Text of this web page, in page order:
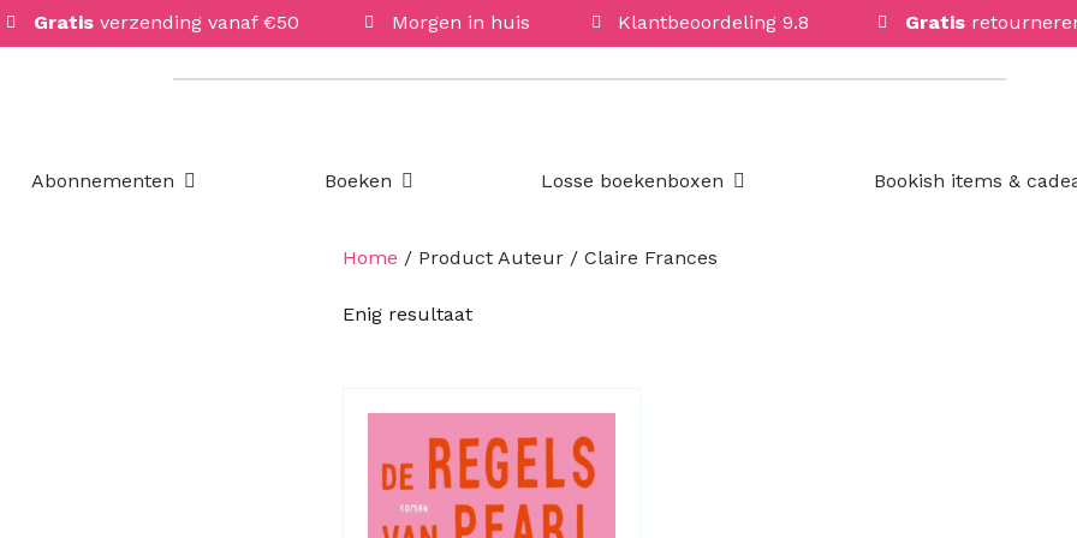
Gratis verzending vanaf €50 Morgen in huis Klantbeoordeling 9.8 Gratis
Abonnementen Open Abonnementen
Boeken Open Boeken Losse boekenboxen Open Losse boekenboxen
Bookish items &
Home / Product Auteur / Claire Frances
Enig resultaat